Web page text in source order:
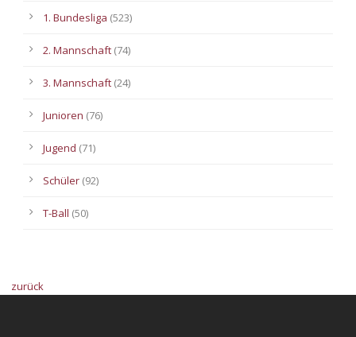
1. Bundesliga (523)
2. Mannschaft (74)
3. Mannschaft (24)
Junioren (76)
Jugend (71)
Schüler (92)
T-Ball (50)
zurück